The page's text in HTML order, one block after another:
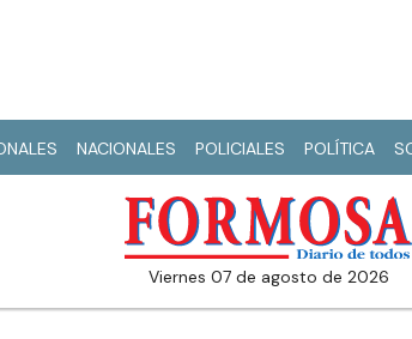
NACIONALES POLICIALES POLÍTICA
viernes 07 de agosto de 2026